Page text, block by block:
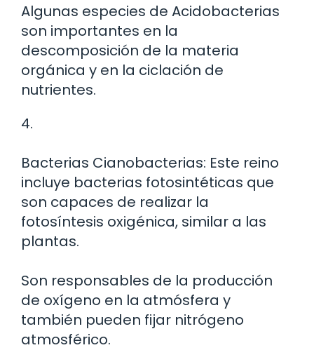
Algunas especies de Acidobacterias
son importantes en la
descomposición de la materia
orgánica y en la ciclación de
nutrientes.
4.
Bacterias Cianobacterias: Este reino
incluye bacterias fotosintéticas que
son capaces de realizar la
fotosíntesis oxigénica, similar a las
plantas.
Son responsables de la producción
de oxígeno en la atmósfera y
también pueden fijar nitrógeno
atmosférico.